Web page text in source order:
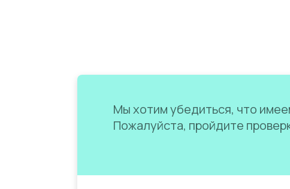
Мы хотим убедиться, что
Пожалуйста, пройдите